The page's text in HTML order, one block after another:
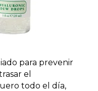
para prevenir
el
todo el día,